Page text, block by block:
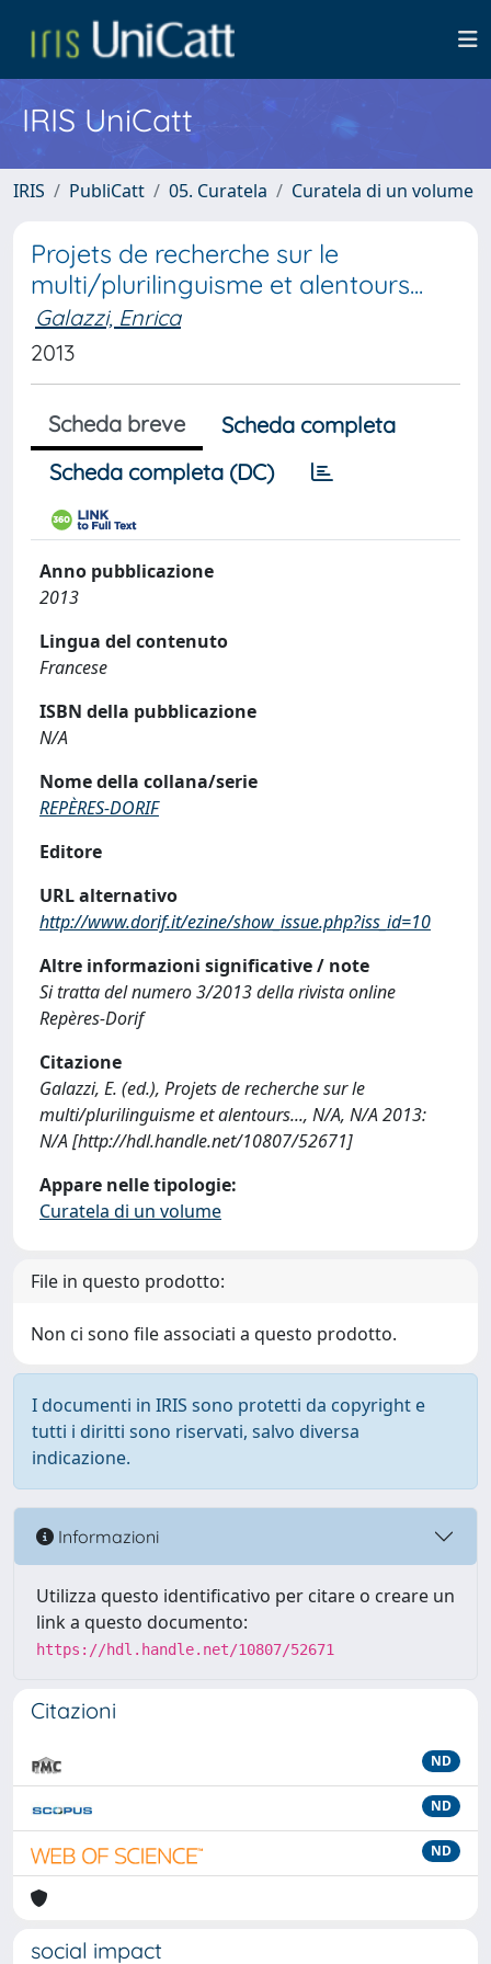
IRIS UniCatt
IRIS PubliCatt 05. Curatela Curatela di un volume
Projets de recherche sur le
multi/plurilinguisme et alentours...
Galazzi, Enrica
2013
Scheda breve
Scheda completa
Scheda completa (DC)
Anno pubblicazione
2013
Lingua del contenuto
Francese
ISBN della pubblicazione
N/A
Nome della collana/serie
REPÈRES-DORIF
Editore
URL alternativo
http://www.dorif.it/ezine/show_issue.php?iss_id=10
Altre informazioni significative / note
Si tratta del numero 3/2013 della rivista online
Repères-Dorif
Citazione
Galazzi, E. (ed.), Projets de recherche sur le
multi/plurilinguisme et alentours..., N/A, N/A 2013:
N/A [http://hdl.handle.net/10807/52671]
Appare nelle tipologie:
Curatela di un volume
File in questo prodotto:
Non ci sono file associati a questo prodotto.
I documenti in IRIS sono protetti da copyright e
tutti i diritti sono riservati, salvo diversa
indicazione.
Informazioni
Utilizza questo identificativo per citare o creare un
link a questo documento:
https://hdl.handle.net/10807/52671
Citazioni
ND
ND
ND
social impact